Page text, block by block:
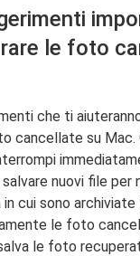
le foto
che ti
cancellate su Mac.
nuovi file per
cui sono
le foto
le foto